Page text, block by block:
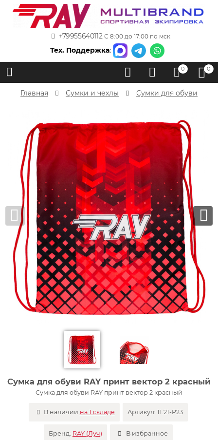
+79955640112 С 8:00 до 17:00 по мск
Тех. Поддержка:
0 0
Главная Сумки и чехлы Сумки для обуви
Сумка для обуви RAY принт вектор 2 красный
Сумка для обуви RAY принт вектор 2 красный
В наличии на 1 складе Артикул: 11.21-P23
Бренд: RAY (Луч) В избранное